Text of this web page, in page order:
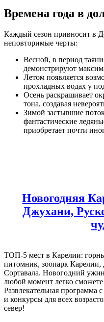
Времена года в
Каждый сезон привносит в
неповторимые черты:
Весной, в период
демонстрируют
Летом появляется
прохладных водах у
Осень раскрашивает
тона, создавая
Зимой застывшие
фантастические
приобретает почти
Новогодняя
Джухани,
ТОП-5 мест в Карелии:
питомник, зоопарк
Сортавала. Новогодний
любой момент легко
Развлекательная
и конкурсы для всех
север!